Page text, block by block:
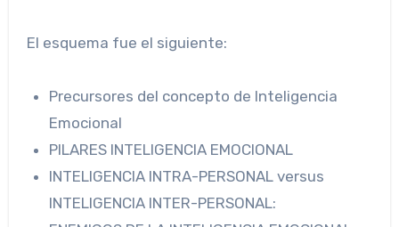
El esquema fue el siguiente:
Precursores del concepto de Inteligencia
Emocional
PILARES INTELIGENCIA EMOCIONAL
INTELIGENCIA INTRA-PERSONAL versus
INTELIGENCIA INTER-PERSONAL: